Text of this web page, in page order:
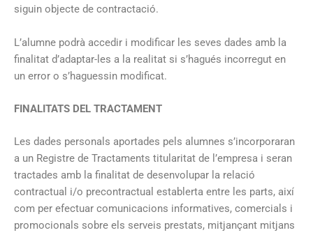
siguin objecte de contractació.
L’alumne podrà accedir i modificar les seves dades amb la
finalitat d’adaptar-les a la realitat si s’hagués incorregut en
un error o s’haguessin modificat.
FINALITATS DEL TRACTAMENT
Les dades personals aportades pels alumnes s’incorporaran
a un Registre de Tractaments titularitat de l’empresa i seran
tractades amb la finalitat de desenvolupar la relació
contractual i/o precontractual establerta entre les parts, així
com per efectuar comunicacions informatives, comercials i
promocionals sobre els serveis prestats, mitjançant mitjans